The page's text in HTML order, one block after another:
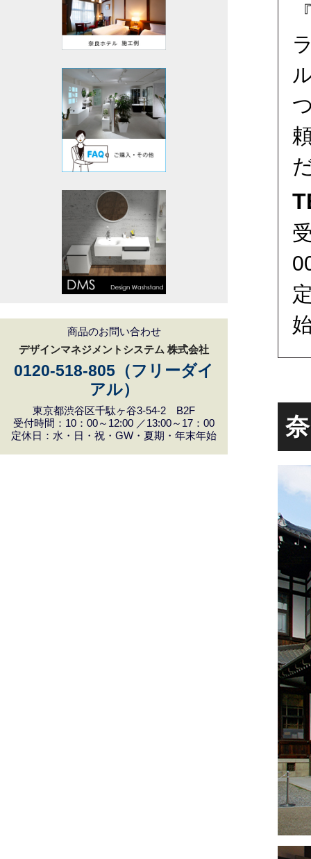
商品のお問い合わせ
デザインマネジメントシステム 株式会社
0120-518-805（フリーダイ
アル）
東京都渋谷区千駄ヶ谷3-54-2 B2F
受付時間：10：00～12:00 ／13:00～17：00
定休日：水・日・祝・GW・夏期・年末年始